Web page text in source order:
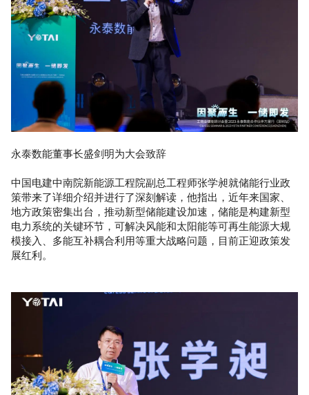
永泰数能董事长盛剑明为大会致辞
中国电建中南院新能源工程院副总工程师张学昶就储能行业政
策带来了详细介绍并进行了深刻解读，他指出，近年来国家、
地方政策密集出台，推动新型储能建设加速，储能是构建新型
电力系统的关键环节，可解决风能和太阳能等可再生能源大规
模接入、多能互补耦合利用等重大战略问题，目前正迎政策发
展红利。